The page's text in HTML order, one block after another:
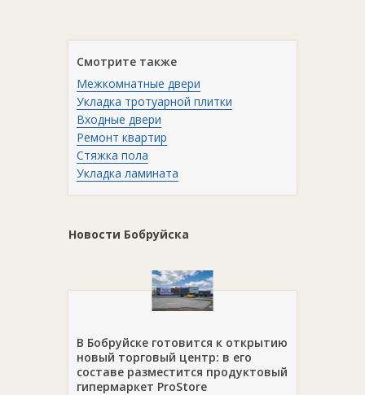
Смотрите также
Межкомнатные двери
Укладка тротуарной плитки
Входные двери
Ремонт квартир
Стяжка пола
Укладка ламината
Новости Бобруйска
В Бобруйске готовится к открытию
новый торговый центр: в его
составе разместится продуктовый
гипермаркет ProStore